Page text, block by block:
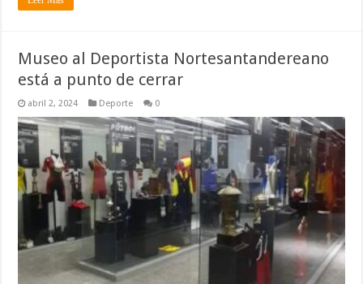
Museo al Deportista Nortesantandereano
está a punto de cerrar
abril 2, 2024 Deporte 0